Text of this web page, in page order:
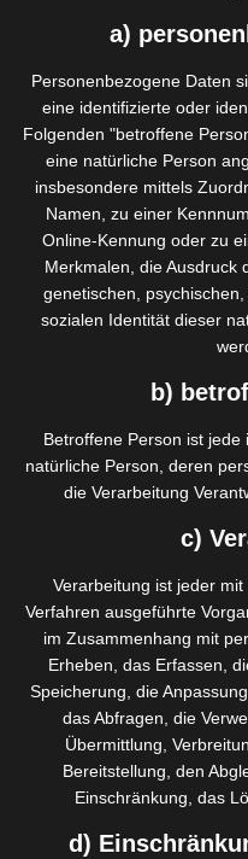
aktiviert den
Beschleunigung von
Hautglättung
Lichttherapie
Red Light
Nanometerbereich
geeignet für alle
Zellstimulation
unterstützt die
aktiviert die
reduziert Falten
Glättung des
Blue Light
Nanometerbereich
geeignet für ölige
antibakterielle
beruhigt die Haut
beugt
a)
Personenbezogene Daten
eine identifizierte oder
Folgenden "betroffene
eine natürliche Person
insbesondere mittels
Namen, zu einer
Online-Kennung oder zu
Merkmalen, die Ausdruck
genetischen,
sozialen Identität dieser
b)
Betroffene Person ist
natürliche Person, deren
die Verarbeitung
c)
Verarbeitung ist jeder
Verfahren ausgeführte
im Zusammenhang mit
Erheben, das Erfassen,
Speicherung, die
das Abfragen, die
Übermittlung,
Bereitstellung, den
Einschränkung, das
d)